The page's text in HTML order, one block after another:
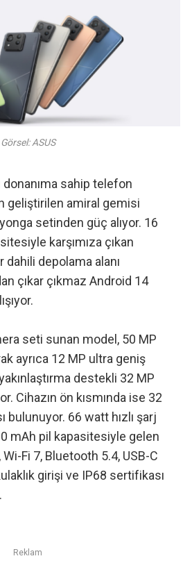
Görsel: ASUS
sahip telefon
geliştirilen amiral gemisi
setinden güç alıyor. 16
karşımıza çıkan
dahili depolama alanı
çıkar çıkmaz Android 14
seti sunan model, 50 MP
ayrıca 12 MP ultra geniş
destekli 32 MP
Cihazın ön kısmında ise 32
bulunuyor. 66 watt hızlı şarj
mAh pil kapasitesiyle gelen
Wi-Fi 7, Bluetooth 5.4, USB-C
girişi ve IP68 sertifikası
Reklam